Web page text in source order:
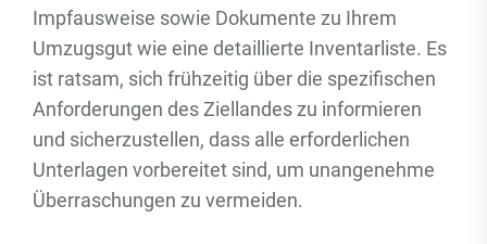
Impfausweise sowie Dokumente zu Ihrem
Umzugsgut wie eine detaillierte Inventarliste. Es
ist ratsam, sich frühzeitig über die spezifischen
Anforderungen des Ziellandes zu informieren
und sicherzustellen, dass alle erforderlichen
Unterlagen vorbereitet sind, um unangenehme
Überraschungen zu vermeiden.